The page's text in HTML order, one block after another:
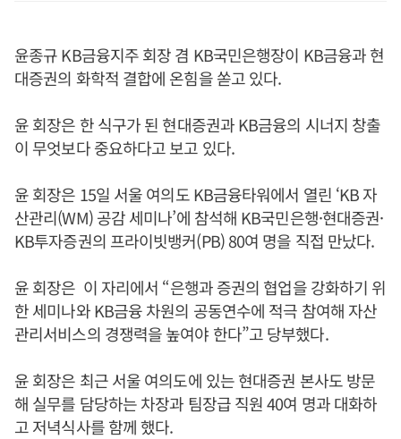
윤종규 KB금융지주 회장 겸 KB국민은행장이 KB금융과 현
대증권의 화학적 결합에 온힘을 쏟고 있다.
윤 회장은 한 식구가 된 현대증권과 KB금융의 시너지 창출
이 무엇보다 중요하다고 보고 있다.
윤 회장은 15일 서울 여의도 KB금융타워에서 열린 ‘KB 자
산관리(WM) 공감 세미나’에 참석해 KB국민은행·현대증권·
KB투자증권의 프라이빗뱅커(PB) 80여 명을 직접 만났다.
윤 회장은 이 자리에서 “은행과 증권의 협업을 강화하기 위
한 세미나와 KB금융 차원의 공동연수에 적극 참여해 자산
관리서비스의 경쟁력을 높여야 한다”고 당부했다.
윤 회장은 최근 서울 여의도에 있는 현대증권 본사도 방문
해 실무를 담당하는 차장과 팀장급 직원 40여 명과 대화하
고 저녁식사를 함께 했다.